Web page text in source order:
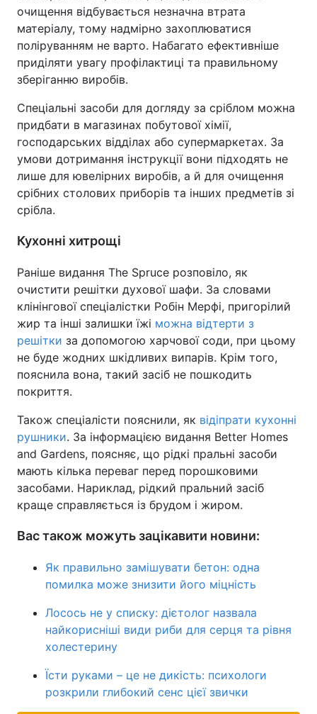
очищення відбувається незначна втрата
матеріалу, тому надмірно захоплюватися
поліруванням не варто. Набагато ефективніше
приділяти увагу профілактиці та правильному
зберіганню виробів.
Спеціальні засоби для догляду за сріблом можна
придбати в магазинах побутової хімії,
господарських відділах або супермаркетах. За
умови дотримання інструкції вони підходять не
лише для ювелірних виробів, а й для очищення
срібних столових приборів та інших предметів зі
срібла.
Кухонні хитрощі
Раніше видання The Spruce розповіло, як
очистити решітки духової шафи. За словами
клінінгової спеціалістки Робін Мерфі, пригорілий
жир та інші залишки їжі можна відтерти з
решітки за допомогою харчової соди, при цьому
не буде жодних шкідливих випарів. Крім того,
пояснила вона, такий засіб не пошкодить
покриття.
Також спеціалісти пояснили, як відіпрати кухонні
рушники. За інформацією видання Better Homes
and Gardens, поясняє, що рідкі пральні засоби
мають кілька переваг перед порошковими
засобами. Нариклад, рідкий пральний засіб
краще справляється із брудом і жиром.
Вас також можуть зацікавити новини:
Як правильно замішувати бетон: одна
помилка може знизити його міцність
Лосось не у списку: дієтолог назвала
найкорисніші види риби для серця та рівня
холестерину
Їсти руками – це не дикість: психологи
розкрили глибокий сенс цієї звички